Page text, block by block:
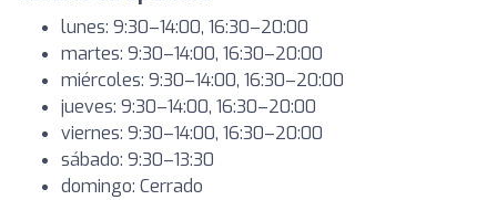
lunes: 9:30–14:00, 16:30–20:00
martes: 9:30–14:00, 16:30–20:00
miércoles: 9:30–14:00, 16:30–20:00
jueves: 9:30–14:00, 16:30–20:00
viernes: 9:30–14:00, 16:30–20:00
sábado: 9:30–13:30
domingo: Cerrado